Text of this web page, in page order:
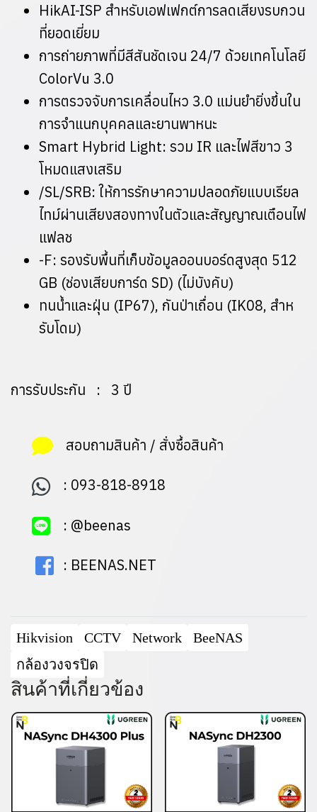
HikAI-ISP สําหรับเอฟเฟกต์การลดเสียงรบกวน
ที่ยอดเยี่ยม
การถ่ายภาพที่มีสีสันชัดเจน 24/7 ด้วยเทคโนโลยี
ColorVu 3.0
การตรวจจับการเคลื่อนไหว 3.0 แม่นยํายิ่งขึ้นใน
การจําแนกบุคคลและยานพาหนะ
Smart Hybrid Light: รวม IR และไฟสีขาว 3
โหมดแสงเสริม
/SL/SRB: ให้การรักษาความปลอดภัยแบบเรียล
ไทม์ผ่านเสียงสองทางในตัวและสัญญาณเตือนไฟ
แฟลช
-F: รองรับพื้นที่เก็บข้อมูลออนบอร์ดสูงสุด 512
GB (ช่องเสียบการ์ด SD) (ไม่บังคับ)
ทนน้ําและฝุ่น (IP67), กันป่าเถื่อน (IK08, สําห
รับโดม)
การรับประกัน : 3 ปี
สอบถามสินค้า / สั่งซื้อสินค้า
: 093-818-8918
: @beenas
: BEENAS.NET
Hikvision CCTV Network
BeeNAS
กล้องวงจรปิด
สินค้าที่เกี่ยวข้อง